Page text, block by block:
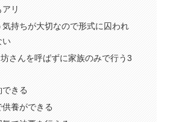
リ
気持ちが大切なので形式に囚われ
い
さんを呼ばずに家族のみで行う3
きる
供養ができる